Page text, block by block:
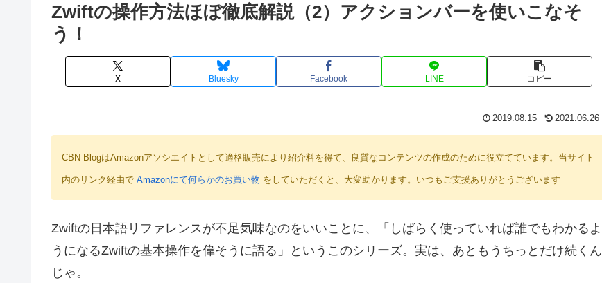
Zwiftの操作方法ほぼ徹底解説（2）アクションバーを使いこなそ
う！
X Bluesky Facebook LINE コピー
2019.08.15 2021.06.26
CBN BlogはAmazonアソシエイトとして適格販売により紹介料を得て、良質なコンテンツの作成のために役立てています。当サイト
内のリンク経由で Amazonにて何らかのお買い物 をしていただくと、大変助かります。いつもご支援ありがとうございます
Zwiftの日本語リファレンスが不足気味なのをいいことに、「しばらく使っていれば誰でもわかるよ
うになるZwiftの基本操作を偉そうに語る」というこのシリーズ。実は、あともうちっとだけ続くん
じゃ。